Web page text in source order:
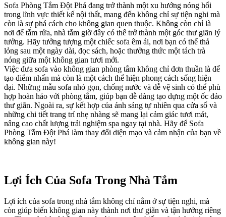
Sofa Phòng Tắm Đột Phá đang trở thành một xu hướng nóng hổi
trong lĩnh vực thiết kế nội thất, mang đến không chỉ sự tiện nghi mà
còn là sự phá cách cho không gian quen thuộc. Không còn chỉ là
nơi để tắm rửa, nhà tắm giờ đây có thể trở thành một góc thư giãn lý
tưởng. Hãy tưởng tượng một chiếc sofa êm ái, nơi bạn có thể thả
lỏng sau một ngày dài, đọc sách, hoặc thưởng thức một tách trà
nóng giữa một không gian tươi mới.
Việc đưa sofa vào không gian phòng tắm không chỉ đơn thuần là để
tạo điểm nhấn mà còn là một cách thể hiện phong cách sống hiện
đại. Những mẫu sofa nhỏ gọn, chống nước và dễ vệ sinh có thể phù
hợp hoàn hảo với phòng tắm, giúp bạn dễ dàng tạo dựng một ốc đảo
thư giãn. Ngoài ra, sự kết hợp của ánh sáng tự nhiên qua cửa sổ và
những chi tiết trang trí nhẹ nhàng sẽ mang lại cảm giác tươi mát,
nâng cao chất lượng trải nghiệm spa ngay tại nhà. Hãy để Sofa
Phòng Tắm Đột Phá làm thay đổi diện mạo và cảm nhận của bạn về
không gian này!
Lợi Ích Của Sofa Trong Nhà Tắm
Lợi ích của sofa trong nhà tắm không chỉ nằm ở sự tiện nghi, mà
còn giúp biến không gian này thành nơi thư giãn và tận hưởng riêng